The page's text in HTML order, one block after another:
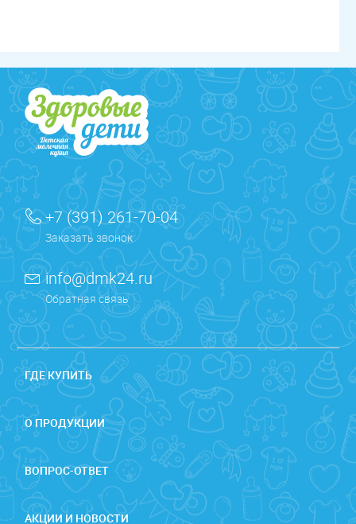
+7 (391) 261-70-04
Заказать звонок
info@dmk24.ru
Обратная связь
ГДЕ КУПИТЬ
О ПРОДУКЦИИ
ВОПРОС-ОТВЕТ
АКЦИИ И НОВОСТИ